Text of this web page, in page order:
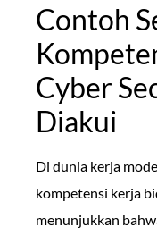
Contoh
Cyber
Diakui
Di dunia kerja
kompetensi kerja
menunjukkan